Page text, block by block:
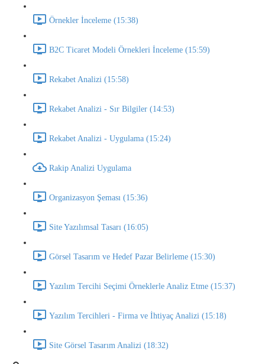
Örnekler İnceleme (15:38)
B2C Ticaret Modeli Örnekleri İnceleme (15:59)
Rekabet Analizi (15:58)
Rekabet Analizi - Sır Bilgiler (14:53)
Rekabet Analizi - Uygulama (15:24)
Rakip Analizi Uygulama
Organizasyon Şeması (15:36)
Site Yazılımsal Tasarı (16:05)
Görsel Tasarım ve Hedef Pazar Belirleme (15:30)
Yazılım Tercihi Seçimi Örneklerle Analiz Etme (15:37)
Yazılım Tercihleri - Firma ve İhtiyaç Analizi (15:18)
Site Görsel Tasarım Analizi (18:32)